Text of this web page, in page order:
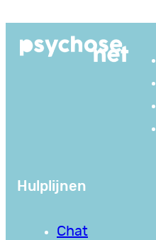
naar
Hulplijnen
Chat